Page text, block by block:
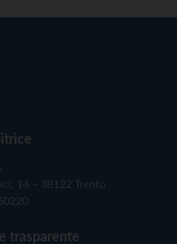
14 – 38122 Trento
trasparente